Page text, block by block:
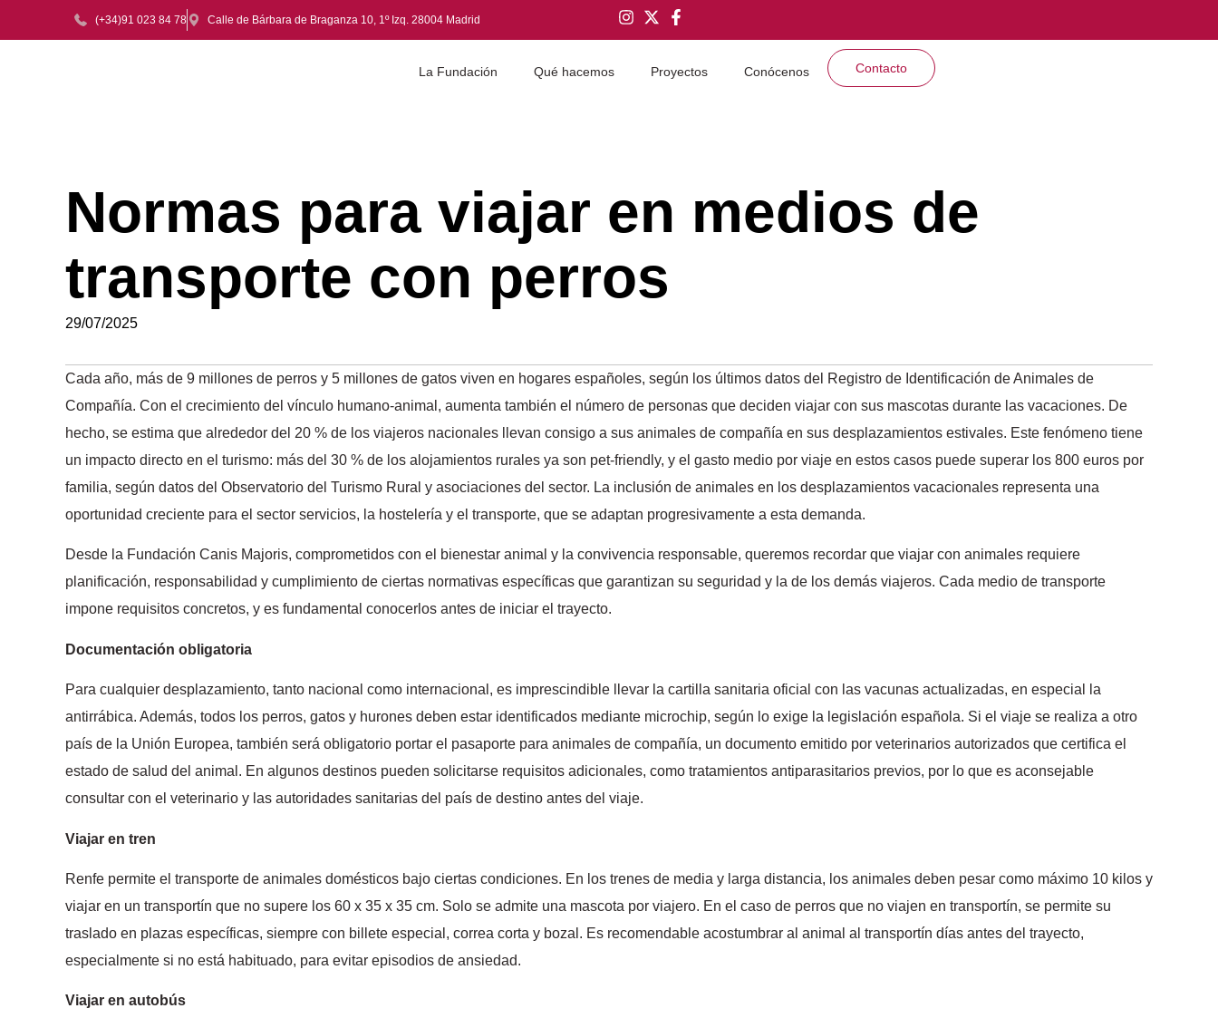
(+34)91 023 84 78 Calle de Bárbara de Braganza 10, 1º Izq. 28004 Madrid
La Fundación Qué hacemos Proyectos Conócenos Contacto
Normas para viajar en medios de
transporte con perros
29/07/2025
Cada año, más de 9 millones de perros y 5 millones de gatos viven en hogares españoles, según los últimos datos del Registro de Identificación de Animales de
Compañía. Con el crecimiento del vínculo humano-animal, aumenta también el número de personas que deciden viajar con sus mascotas durante las vacaciones. De
hecho, se estima que alrededor del 20 % de los viajeros nacionales llevan consigo a sus animales de compañía en sus desplazamientos estivales. Este fenómeno tiene
un impacto directo en el turismo: más del 30 % de los alojamientos rurales ya son pet-friendly, y el gasto medio por viaje en estos casos puede superar los 800 euros por
familia, según datos del Observatorio del Turismo Rural y asociaciones del sector. La inclusión de animales en los desplazamientos vacacionales representa una
oportunidad creciente para el sector servicios, la hostelería y el transporte, que se adaptan progresivamente a esta demanda.
Desde la Fundación Canis Majoris, comprometidos con el bienestar animal y la convivencia responsable, queremos recordar que viajar con animales requiere
planificación, responsabilidad y cumplimiento de ciertas normativas específicas que garantizan su seguridad y la de los demás viajeros. Cada medio de transporte
impone requisitos concretos, y es fundamental conocerlos antes de iniciar el trayecto.
Documentación obligatoria
Para cualquier desplazamiento, tanto nacional como internacional, es imprescindible llevar la cartilla sanitaria oficial con las vacunas actualizadas, en especial la
antirrábica. Además, todos los perros, gatos y hurones deben estar identificados mediante microchip, según lo exige la legislación española. Si el viaje se realiza a otro
país de la Unión Europea, también será obligatorio portar el pasaporte para animales de compañía, un documento emitido por veterinarios autorizados que certifica el
estado de salud del animal. En algunos destinos pueden solicitarse requisitos adicionales, como tratamientos antiparasitarios previos, por lo que es aconsejable
consultar con el veterinario y las autoridades sanitarias del país de destino antes del viaje.
Viajar en tren
Renfe permite el transporte de animales domésticos bajo ciertas condiciones. En los trenes de media y larga distancia, los animales deben pesar como máximo 10 kilos y
viajar en un transportín que no supere los 60 x 35 x 35 cm. Solo se admite una mascota por viajero. En el caso de perros que no viajen en transportín, se permite su
traslado en plazas específicas, siempre con billete especial, correa corta y bozal. Es recomendable acostumbrar al animal al transportín días antes del trayecto,
especialmente si no está habituado, para evitar episodios de ansiedad.
Viajar en autobús